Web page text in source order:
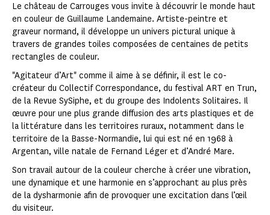
Le château de Carrouges vous invite à découvrir le monde haut
en couleur de Guillaume Landemaine. Artiste-peintre et
graveur normand, il développe un univers pictural unique à
travers de grandes toiles composées de centaines de petits
rectangles de couleur.
"Agitateur d’Art" comme il aime à se définir, il est le co-
créateur du Collectif Correspondance, du festival ART en Trun,
de la Revue SySiphe, et du groupe des Indolents Solitaires. Il
œuvre pour une plus grande diffusion des arts plastiques et de
la littérature dans les territoires ruraux, notamment dans le
territoire de la Basse-Normandie, lui qui est né en 1968 à
Argentan, ville natale de Fernand Léger et d’André Mare.
Son travail autour de la couleur cherche à créer une vibration,
une dynamique et une harmonie en s’approchant au plus près
de la dysharmonie afin de provoquer une excitation dans l’œil
du visiteur.